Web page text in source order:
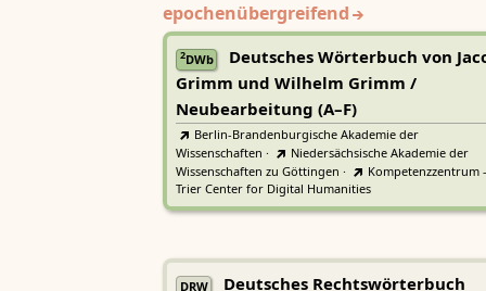
epochenübergreifend
2DWb
Deutsches Wörterbuch von
Grimm und Wilhelm Grimm /
Neubearbeitung (A–F)
Berlin-Brandenburgische Akademie der
Wissenschaften ·
Niedersächsische Akademie der
Wissenschaften zu Göttingen ·
Kompetenzzentrum -
Trier Center for Digital Humanities
DRW Deutsches Rechtswörterbuch